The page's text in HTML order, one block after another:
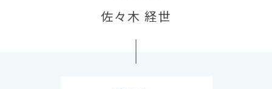
佐々木 経世